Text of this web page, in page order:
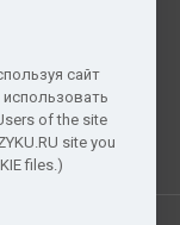
сайт
использовать
of the site
site you
files.)